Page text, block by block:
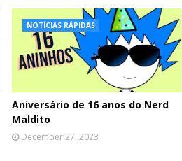
NOTÍCIAS RÁPIDAS
Aniversário de 16 anos do Nerd
Maldito
December 27, 2023